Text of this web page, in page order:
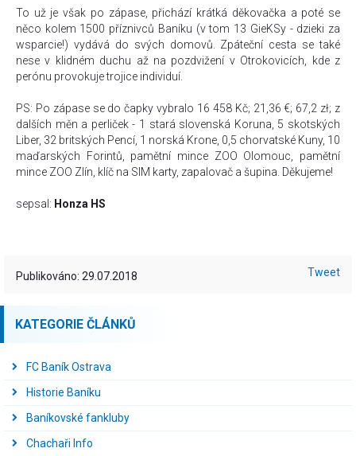
To už je však po zápase, přichází krátká děkovačka a poté se
něco kolem 1500 příznivců Baníku (v tom 13 GieKSy - dzieki za
wsparcie!) vydává do svých domovů. Zpáteční cesta se také
nese v klidném duchu až na pozdvižení v Otrokovicích, kde z
perónu provokuje trojice individuí.
PS: Po zápase se do čapky vybralo 16 458 Kč; 21,36 €; 67,2 zł; z
dalších měn a perliček - 1 stará slovenská Koruna, 5 skotských
Liber, 32 britských Pencí, 1 norská Krone, 0,5 chorvatské Kuny, 10
maďarských Forintů, pamětní mince ZOO Olomouc, pamětní
mince ZOO Zlín, klíč na SIM karty, zapalovač a šupina. Děkujeme!
sepsal: Honza HS
Publikováno: 29.07.2018 Tweet
KATEGORIE ČLÁNKŮ
FC Baník Ostrava
Historie Baníku
Baníkovské fankluby
Chachaři Info